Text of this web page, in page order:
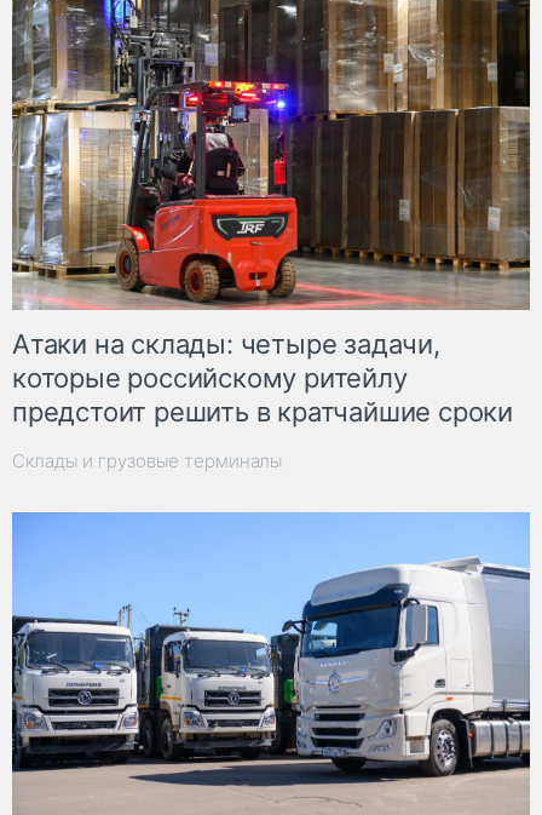
Атаки на склады: четыре задачи,
которые российскому ритейлу
предстоит решить в кратчайшие сроки
Склады и грузовые терминалы